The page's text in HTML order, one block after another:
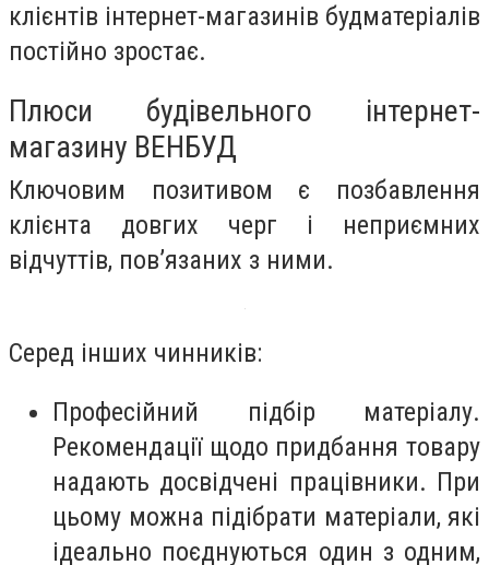
клієнтів інтернет-магазинів будматеріалів
постійно зростає.
Плюси будівельного інтернет-
магазину ВЕНБУД
Ключовим позитивом є позбавлення
клієнта довгих черг і неприємних
відчуттів, пов’язаних з ними.
Серед інших чинників:
Професійний підбір матеріалу.
Рекомендації щодо придбання товару
надають досвідчені працівники. При
цьому можна підібрати матеріали, які
ідеально поєднуються один з одним,